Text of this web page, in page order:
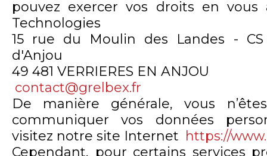
pouvez exercer vos droits en vous
Technologies
15 rue du Moulin des Landes - CS
d'Anjou
49 481 VERRIERES EN ANJOU
contact@grelbex.fr
De manière générale, vous
communiquer vos données
visitez notre site Internet https://
Cependant, pour certains services